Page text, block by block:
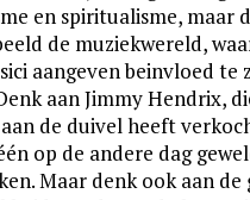
en spiritualisme, maar
de muziekwereld,
aangeven beinvloed te
aan Jimmy Hendrix,
de duivel heeft
op de andere dag
Maar denk ook aan de